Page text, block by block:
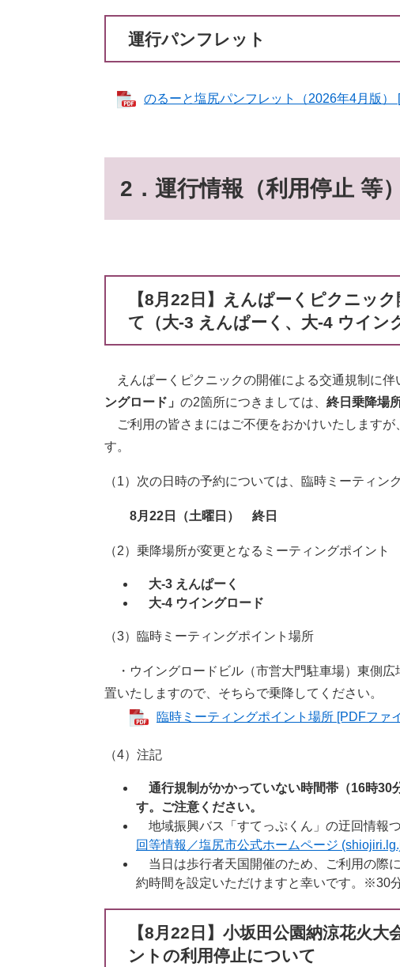
運行パンフレット
のるーと塩尻パンフレット（2026年4月版）
2． 運行情報（利用停止 等）
【8月22日】えんぱーくピクニッ
て（大-3 えんぱーく、大-4 ウイン
えんぱーくピクニックの開催による交通規制に伴
ングロード」 の2箇所につきましては、 終日乗降場
ご利用の皆さまにはご不便をおかけいたしますが
す。
（1）次の日時の予約については、臨時ミーティン
8月22日（土曜日） 終日
（2）乗降場所が変更となるミーティングポイント
大-3 えんぱーく
大-4 ウイングロード
（3）臨時ミーティングポイント場所
・ウイングロードビル（市営大門駐車場）東側
置いたしますので、そちらで乗降してください。
臨時ミーティングポイント場所 [PDFファ
（4）注記
通行規制がかかっていない時間帯（16時30
す。ご注意ください。
地域振興バス「すてっぷくん」の迂回情報つ
回等情報／塩尻市公式ホームページ
当日は歩行者天国開催のため、ご利用の際
約時間を設定いただけますと幸いです。※30
【8月22日】小坂田公園納涼花火
ントの利用停止について